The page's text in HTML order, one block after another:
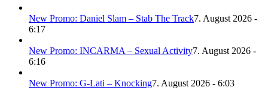
New Promo: Daniel Slam – Stab The Track7. August 2026 -
6:17
New Promo: INCARMA – Sexual Activity7. August 2026 -
6:16
New Promo: G-Lati – Knocking7. August 2026 - 6:03